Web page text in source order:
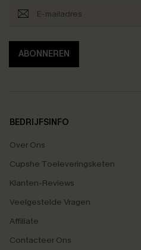
ABONNEREN
BEDRIJFSINFO
Over Ons
Cupshe Toeleveringsketen
Klanten-Reviews
Veelgestelde Vragen
Affiliate
Contacteer Ons